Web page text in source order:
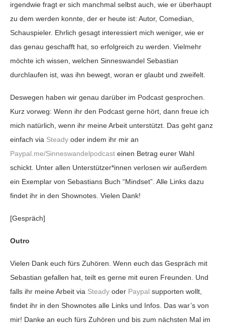
irgendwie fragt er sich manchmal selbst auch, wie er überhaupt
zu dem werden konnte, der er heute ist: Autor, Comedian,
Schauspieler. Ehrlich gesagt interessiert mich weniger, wie er
das genau geschafft hat, so erfolgreich zu werden. Vielmehr
möchte ich wissen, welchen Sinneswandel Sebastian
durchlaufen ist, was ihn bewegt, woran er glaubt und zweifelt.
Deswegen haben wir genau darüber im Podcast gesprochen.
Kurz vorweg: Wenn ihr den Podcast gerne hört, dann freue ich
mich natürlich, wenn ihr meine Arbeit unterstützt. Das geht ganz
einfach via Steady oder indem ihr mir an
Paypal.me/Sinneswandelpodcast einen Betrag eurer Wahl
schickt. Unter allen Unterstützer*innen verlosen wir außerdem
ein Exemplar von Sebastians Buch “Mindset”. Alle Links dazu
findet ihr in den Shownotes. Vielen Dank!
[Gespräch]
Outro
Vielen Dank euch fürs Zuhören. Wenn euch das Gespräch mit
Sebastian gefallen hat, teilt es gerne mit euren Freunden. Und
falls ihr meine Arbeit via Steady oder Paypal supporten wollt,
findet ihr in den Shownotes alle Links und Infos. Das war’s von
mir! Danke an euch fürs Zuhören und bis zum nächsten Mal im